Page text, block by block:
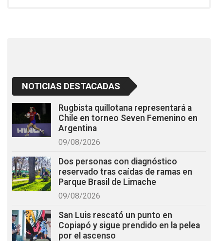
NOTICIAS DESTACADAS
Rugbista quillotana representará a
Chile en torneo Seven Femenino en
Argentina
09/08/2026
Dos personas con diagnóstico
reservado tras caídas de ramas en
Parque Brasil de Limache
09/08/2026
San Luis rescató un punto en
Copiapó y sigue prendido en la pelea
por el ascenso